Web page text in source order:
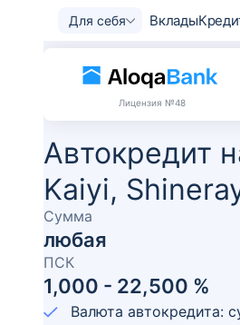
Для себя Вклады
Лицензия №48
Автокредит
Kaiyi,
Сумма
любая
ПСК
1,000 - 22,500 %
Валюта автокредита: